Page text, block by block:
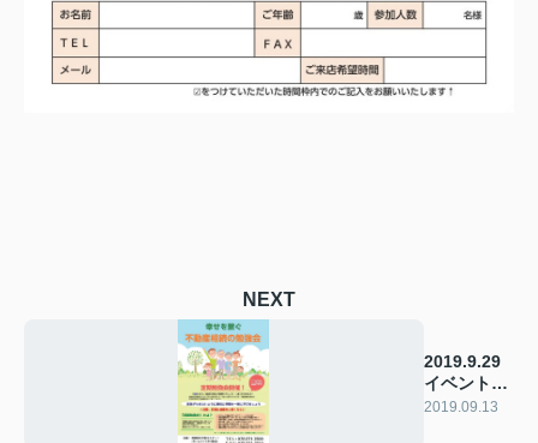
NEXT
2019.9.29
イベント情
報
2019.09.13